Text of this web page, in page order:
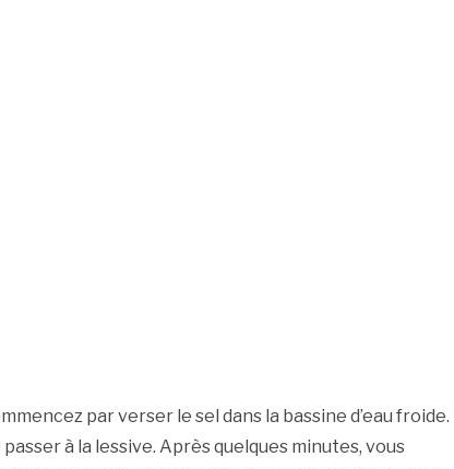
par verser le sel dans la bassine d’eau froide.
à la lessive. Après quelques minutes, vous